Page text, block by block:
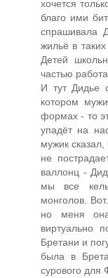
хочется
благо ими
спрашивала
жильё в
Детей
частью
И тут Дидье
котором
формах - то
упадёт на
мужик
не
валлонц -
мы все
монголов.
но меня
виртуально
Бретани и
была в
сурового для